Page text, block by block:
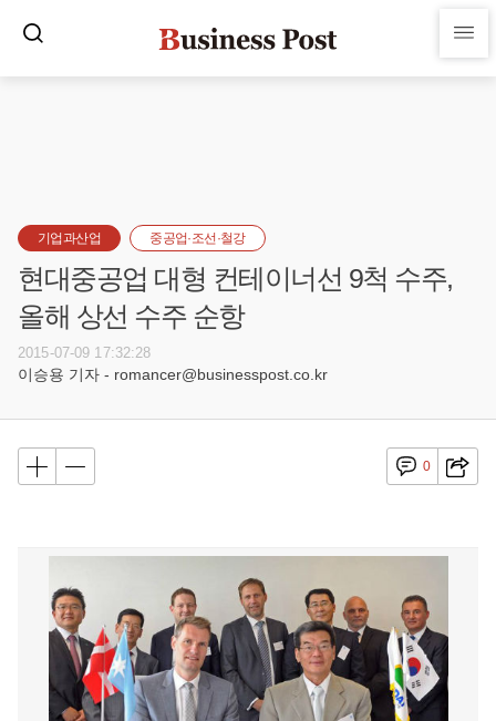
기업과산업 중공업·조선·철강
현대중공업 대형 컨테이너선 9척 수주,
올해 상선 수주 순항
2015-07-09 17:32:28
이승용 기자 - romancer@businesspost.co.kr
0